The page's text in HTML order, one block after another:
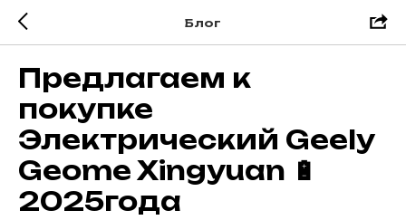
Блог
Предлагаем к
покупке
Электрический Geely
Geome Xingyuan 🔋
2025года